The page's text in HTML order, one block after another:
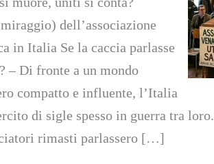
dell’associazione
in Italia Se la caccia parlasse
– Di fronte a un mondo
compatto e influente, l’Italia
di sigle spesso in guerra tra
rimasti parlassero […]